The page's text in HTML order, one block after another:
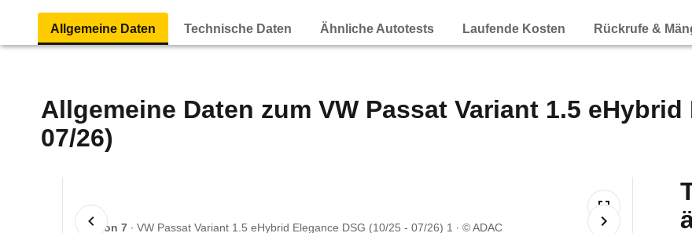
Allgemeine Daten Technische Daten Ähnliche Autotests Laufende Kosten Rückrufe &
Allgemeine Daten zum VW Passat Variant 1.5 eHybrid
07/26)
1 von 7 VW Passat Variant 1.5 eHybrid Elegance DSG (10/25 - 07/26) 1 © ADAC